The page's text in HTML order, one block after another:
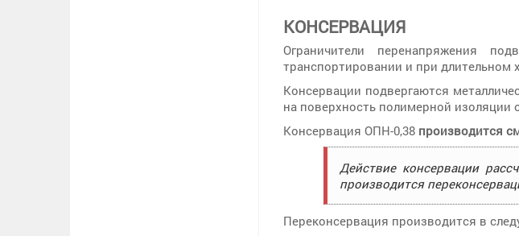
КОНСЕРВАЦИЯ
Ограничители перенапряжения
транспортировании и при длительном
Консервации подвергаются
на поверхность полимерной изоляции
Консервация ОПН-0,38 производится
Действие консервации
производится
Переконсервация производится в